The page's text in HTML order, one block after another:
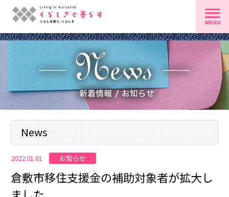
News
2022.01.01 お知らせ
倉敷市移住支援金の補助対象者が拡大し